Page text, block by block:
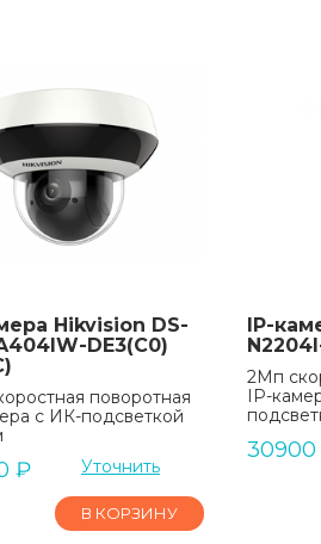
Hikvision DS-
DE3(C0)
поворотная
с ИК-подсветкой
₽ Уточнить
В КОРЗИНУ
IP-
2Мп
IP-
30900